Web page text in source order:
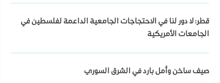
قطر: لا دور لنا في الاحتجاجات الجامعية الداعمة لفلسطين في
الجامعات الأمريكية
صيف ساخن وأمل بارد في الشرق السوري